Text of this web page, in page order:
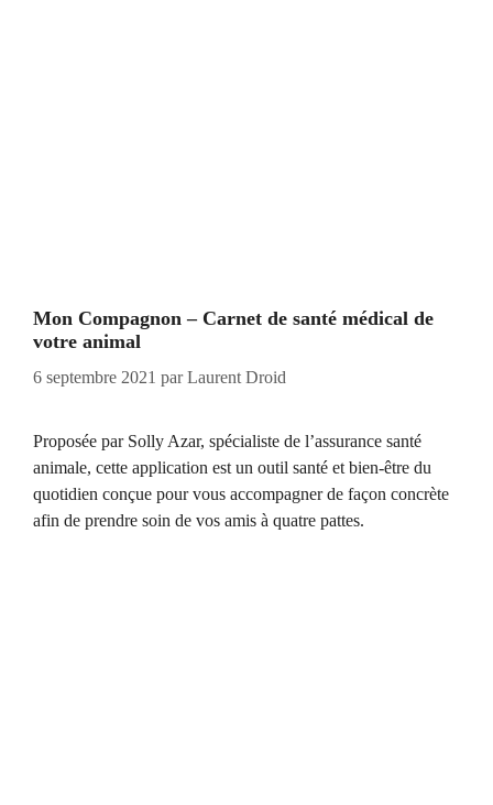
Mon Compagnon – Carnet de santé médical de
votre animal
6 septembre 2021 parLaurent Droid
Proposée par Solly Azar, spécialiste de l’assurance santé
animale, cette application est un outil santé et bien-être du
quotidien conçue pour vous accompagner de façon concrète
afin de prendre soin de vos amis à quatre pattes.